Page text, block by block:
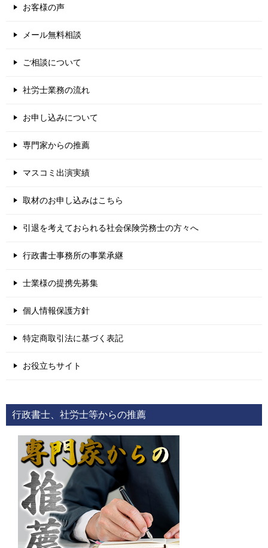
お客様の声
メール無料相談
ご相談について
社労士業務の流れ
お申し込みについて
専門家からの推薦
マスコミ出演実績
取材のお申し込みはこちら
引退を考えておられる社会保険労務士の方々へ
行政書士事務所の事業承継
士業様の提携先募集
個人情報保護方針
特定商取引法に基づく表記
お役立ちサイト
行政書士、社労士等からの推薦